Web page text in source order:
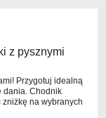
z pysznymi
Przygotuj idealną
dania. Chodnik
zniżkę na wybranych